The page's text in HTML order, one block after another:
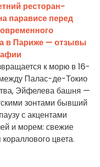
ресторан-
парависе перед
в Париже — отзывы
к морю в 16-
Палас-де-Токио
Эйфелева башня —
зонтами бывший
с акцентами
и морем: свежие
цвета.